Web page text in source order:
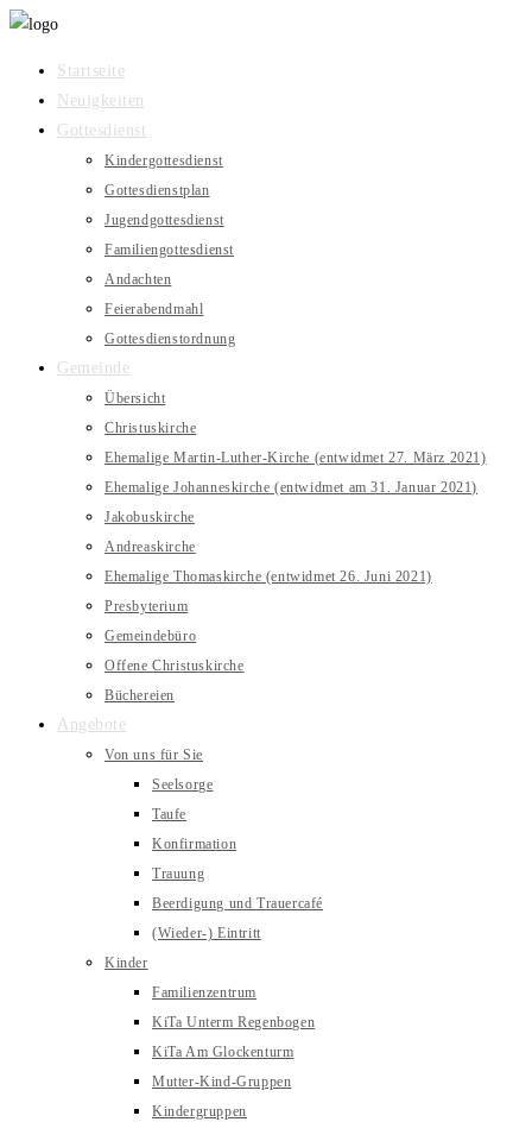
Zum
springen
Startseite
Neuigkeiten
Gottesdienst
Kindergottesdienst
Gottesdienstplan
Jugendgottesdienst
Familiengottesdienst
Andachten
Feierabendmahl
Gottesdienstordnung
Gemeinde
Übersicht
Christuskirche
Ehemalige Martin-Luther-Kirche (entwidmet 27. März 2021)
Ehemalige Johanneskirche (entwidmet am 31. Januar 2021)
Jakobuskirche
Andreaskirche
Ehemalige Thomaskirche (entwidmet 26. Juni 2021)
Presbyterium
Gemeindebüro
Offene Christuskirche
Büchereien
Angebote
Von uns für Sie
Seelsorge
Taufe
Konfirmation
Trauung
Beerdigung und Trauercafé
(Wieder-) Eintritt
Kinder
Familienzentrum
KiTa Unterm Regenbogen
KiTa Am Glockenturm
Mutter-Kind-Gruppen
Kindergruppen